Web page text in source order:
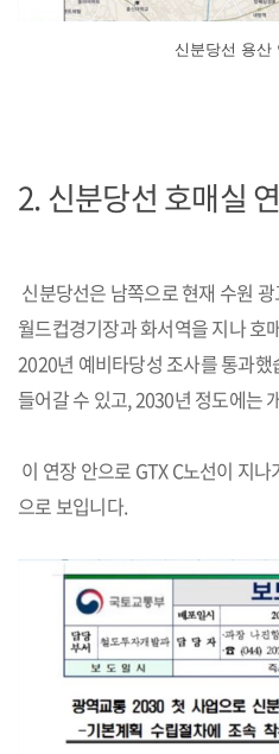
신분당선 용산
2.신분당선 호매실
신분당선은 남쪽으로 현재 수원
월드컵경기장과 화서역을 지나 호
2020년 예비타당성 조사를 통과
들어갈 수 있고, 2030년 정도에는
이 연장 안으로 GTX C노선이 지
으로 보입니다.